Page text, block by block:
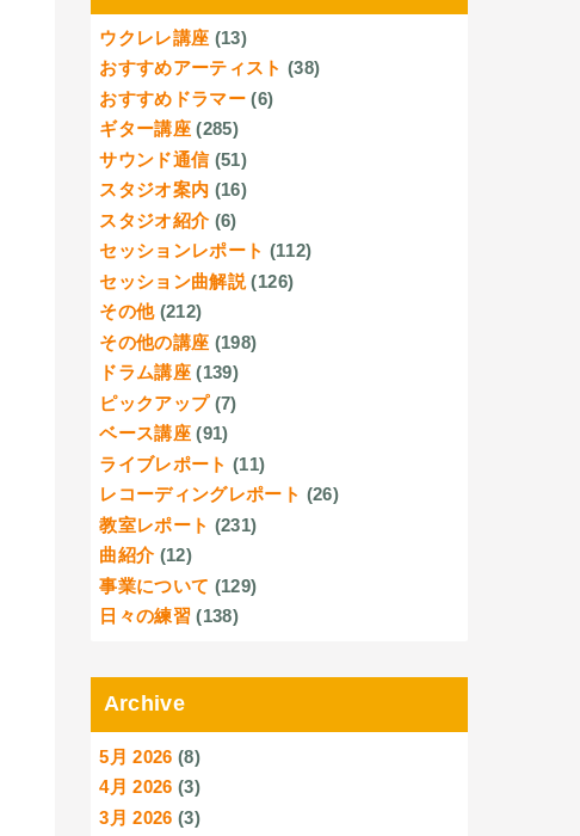
ウクレレ講座 (13)
おすすめアーティスト (38)
おすすめドラマー (6)
ギター講座 (285)
サウンド通信 (51)
スタジオ案内 (16)
スタジオ紹介 (6)
セッションレポート (112)
セッション曲解説 (126)
その他 (212)
その他の講座 (198)
ドラム講座 (139)
ピックアップ (7)
ベース講座 (91)
ライブレポート (11)
レコーディングレポート (26)
教室レポート (231)
曲紹介 (12)
事業について (129)
日々の練習 (138)
Archive
5月 2026 (8)
4月 2026 (3)
3月 2026 (3)